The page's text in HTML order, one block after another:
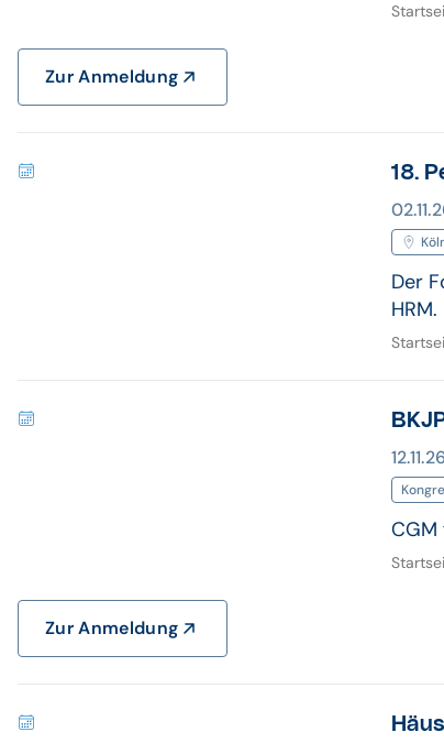
Zur Anmeldung
18.
Der
HRM.
Zur Anmeldung